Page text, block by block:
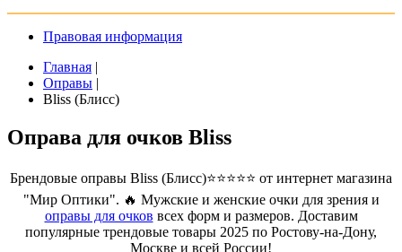
Правовая информация
Главная |
Оправы |
Bliss (Блисс)
Оправа для очков Bliss
Брендовые оправы Bliss (Блисс)⭐⭐⭐⭐⭐ от интернет магазина
"Мир Оптики". 🔥 Мужские и женские очки для зрения и
оправы для очков всех форм и размеров. Доставим
популярные трендовые товары 2025 по Ростову-на-Дону,
Москве и всей России!